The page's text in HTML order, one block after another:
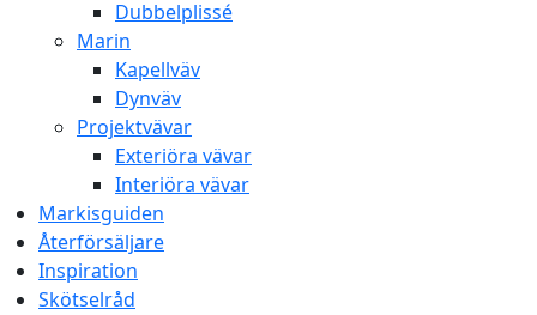
Dubbelplissé
Marin
Kapellväv
Dynväv
Projektvävar
Exteriöra vävar
Interiöra vävar
Markisguiden
Återförsäljare
Inspiration
Skötselråd